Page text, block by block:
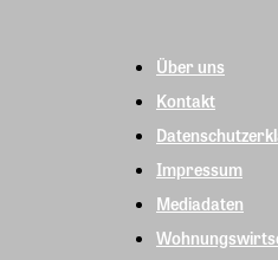
Über uns
Kontakt
Impressum
Mediadaten